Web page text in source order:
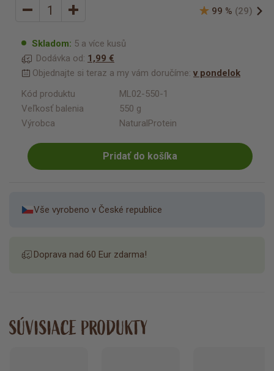
99 % (29)
Skladom: 5 a více kusů
Dodávka od: 1,99 €
Objednajte si teraz a my vám doručíme: v pondelok
Kód produktu
ML02-550-1
Veľkosť balenia
550 g
Výrobca
NaturalProtein
Pridať do košíka
Vše vyrobeno v České republice
Doprava nad 60 Eur zdarma!
SÚVISIACE PRODUKTY